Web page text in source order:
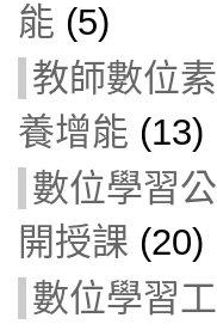
能 (5)
教師數位素
養增能 (13)
數位學習公
開授課 (20)
數位學習工